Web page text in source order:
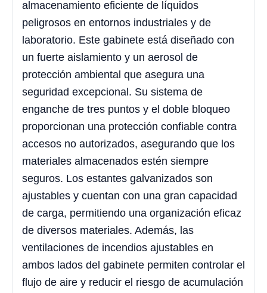
almacenamiento eficiente de líquidos
peligrosos en entornos industriales y de
laboratorio. Este gabinete está diseñado con
un fuerte aislamiento y un aerosol de
protección ambiental que asegura una
seguridad excepcional. Su sistema de
enganche de tres puntos y el doble bloqueo
proporcionan una protección confiable contra
accesos no autorizados, asegurando que los
materiales almacenados estén siempre
seguros. Los estantes galvanizados son
ajustables y cuentan con una gran capacidad
de carga, permitiendo una organización eficaz
de diversos materiales. Además, las
ventilaciones de incendios ajustables en
ambos lados del gabinete permiten controlar el
flujo de aire y reducir el riesgo de acumulación